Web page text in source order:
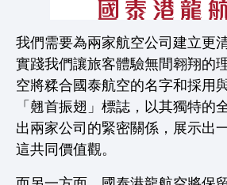
我們需要為兩家航空公司建立更
實踐我們讓旅客體驗無間翱翔的
空將糅合國泰航空的名字和採用
「翹首振翅」標誌，以其獨特的
出兩家公司的緊密關係，展示出
這共同價值觀。